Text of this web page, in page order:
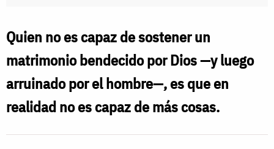
Quien no es capaz de sostener un
matrimonio bendecido por Dios —y luego
arruinado por el hombre—, es que en
realidad no es capaz de más cosas.